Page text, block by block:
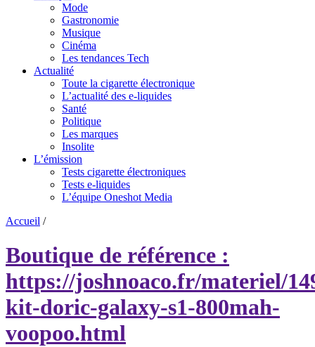
Mode
Gastronomie
Musique
Cinéma
Les tendances Tech
Actualité
Toute la cigarette électronique
L’actualité des e-liquides
Santé
Politique
Les marques
Insolite
L’émission
Tests cigarette électroniques
Tests e-liquides
L’équipe Oneshot Media
Accueil /
Boutique de référence :
https://joshnoaco.fr/materiel/
kit-doric-galaxy-s1-800mah-
voopoo.html